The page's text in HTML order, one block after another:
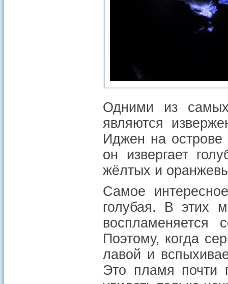
Одними из
являются
Иджен на
он извергает
жёлтых и
Самое
голубая. В этих
воспламеняется
Поэтому, когда
лавой и
Это пламя почти